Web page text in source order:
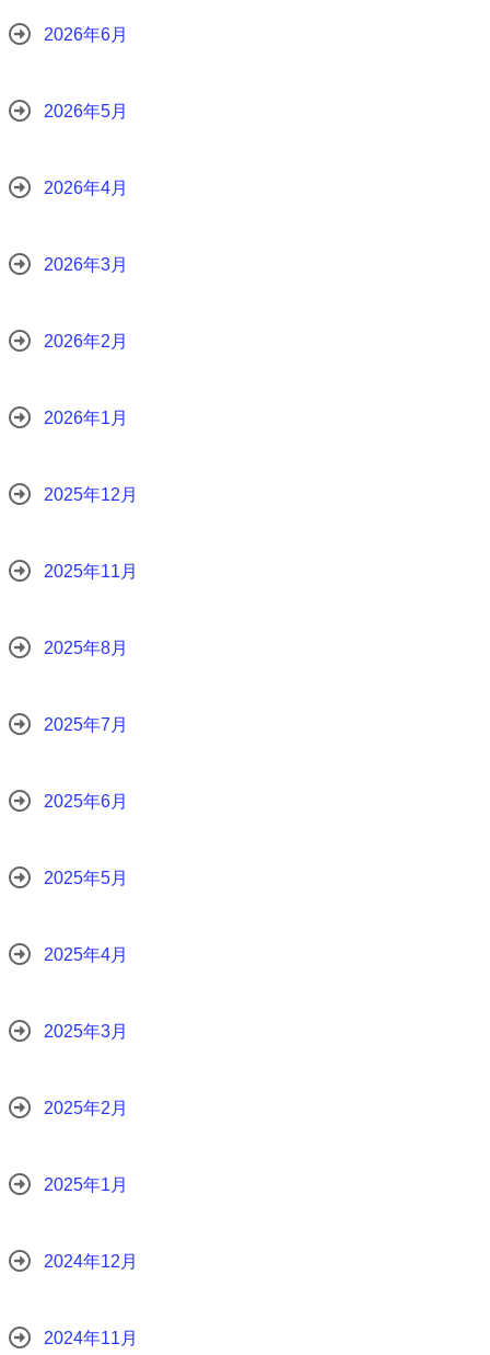
2026年6月
2026年5月
2026年4月
2026年3月
2026年2月
2026年1月
2025年12月
2025年11月
2025年8月
2025年7月
2025年6月
2025年5月
2025年4月
2025年3月
2025年2月
2025年1月
2024年12月
2024年11月